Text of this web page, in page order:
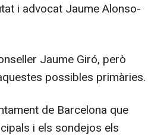
i advocat Jaume Alonso-
Jaume Giró, però
possibles primàries.
de Barcelona que
i els sondejos els